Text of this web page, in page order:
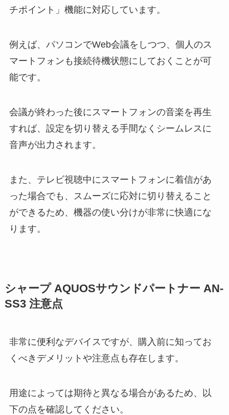
チポイント」機能に対応しています。
例えば、パソコンでWeb会議をしつつ、個人のス
マートフォンも接続待機状態にしておくことが可
能です。
会議が終わった後にスマートフォンの音楽を再生
すれば、設定を切り替える手間なくシームレスに
音声が出力されます。
また、テレビ視聴中にスマートフォンに着信があ
った場合でも、スムーズに応対に切り替えること
ができるため、機器の使い分けが非常に快適にな
ります。
シャープ AQUOSサウンドパートナー AN-
SS3 注意点
非常に便利なデバイスですが、購入前に知ってお
くべきデメリットや注意点も存在します。
用途によっては期待と異なる場合があるため、以
下の点を確認してください。